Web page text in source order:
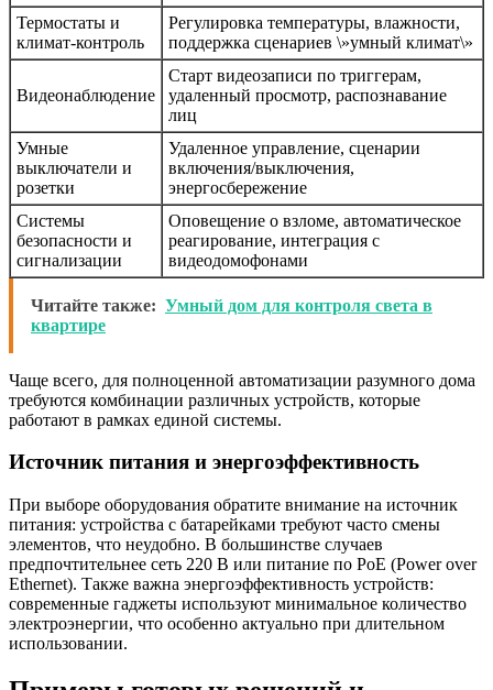
Термостаты и
климат-контроль
Регулировка температуры, влажности,
поддержка сценариев \»умный климат\»
Видеонаблюдение
Старт видеозаписи по триггерам,
удаленный просмотр, распознавание
лиц
Умные
выключатели и
розетки
Удаленное управление, сценарии
включения/выключения,
энергосбережение
Системы
безопасности и
сигнализации
Оповещение о взломе, автоматическое
реагирование, интеграция с
видеодомофонами
Читайте также: Умный дом для контроля света в
квартире
Чаще всего, для полноценной автоматизации разумного дома
требуются комбинации различных устройств, которые
работают в рамках единой системы.
Источник питания и энергоэффективность
При выборе оборудования обратите внимание на источник
питания: устройства с батарейками требуют часто смены
элементов, что неудобно. В большинстве случаев
предпочтительнее сеть 220 В или питание по PoE (Power over
Ethernet). Также важна энергоэффективность устройств:
современные гаджеты используют минимальное количество
электроэнергии, что особенно актуально при длительном
использовании.